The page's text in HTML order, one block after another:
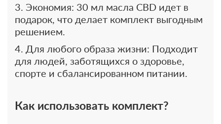
Экономия: 30 мл масла CBD идет в
подарок, что делает комплект выгодным
решением.
Для любого образа жизни: Подходит
для людей, заботящихся о здоровье,
спорте и сбалансированном питании.
Как использовать комплект?